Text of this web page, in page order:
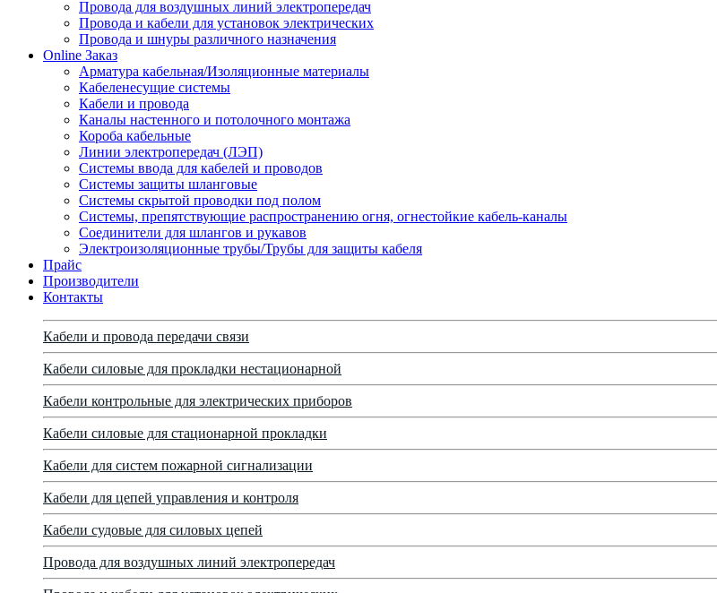
Провода для воздушных линий электропередач
Провода и кабели для установок электрических
Провода и шнуры различного назначения
Online Заказ
Арматура кабельная/Изоляционные материалы
Кабеленесущие системы
Кабели и провода
Каналы настенного и потолочного монтажа
Короба кабельные
Линии электропередач (ЛЭП)
Системы ввода для кабелей и проводов
Системы защиты шланговые
Системы скрытой проводки под полом
Системы, препятствующие распространению огня, огнестойкие кабель-каналы
Соединители для шлангов и рукавов
Электроизоляционные трубы/Трубы для защиты кабеля
Прайс
Производители
Контакты
Кабели и провода передачи связи
Кабели силовые для прокладки нестационарной
Кабели контрольные для электрических приборов
Кабели силовые для стационарной прокладки
Кабели для систем пожарной сигнализации
Кабели для цепей управления и контроля
Кабели судовые для силовых цепей
Провода для воздушных линий электропередач